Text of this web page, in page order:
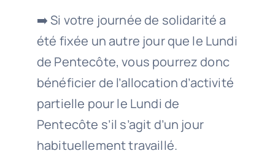
➡️Si votre journée de solidarité a
été fixée un autre jour que le Lundi
de Pentecôte, vous pourrez donc
bénéficier de l’allocation d’activité
partielle pour le Lundi de
Pentecôte s’il s’agit d’un jour
habituellement travaillé.